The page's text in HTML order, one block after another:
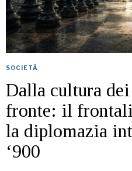
SOCIETÀ
Dalla cultura
fronte: il
la diplomazia
‘900